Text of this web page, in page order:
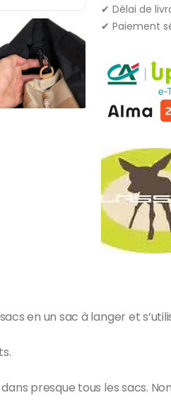
✔ Délai de
✔ Paiement
en un sac à langer et
presque tous les sacs.